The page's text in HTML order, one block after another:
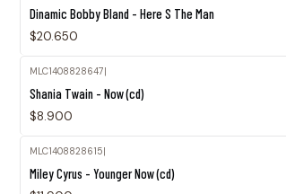
Dinamic Bobby Bland - Here S The Man
$20.650
MLC1408828647
Shania Twain - Now (cd)
$8.900
MLC1408828615
Miley Cyrus - Younger Now (cd)